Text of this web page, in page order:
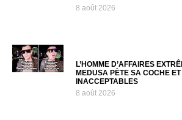
8 août 2026
L’HOMME D’AFFAIRES
MEDUSA PÈTE SA COCHE
INACCEPTABLES
8 août 2026